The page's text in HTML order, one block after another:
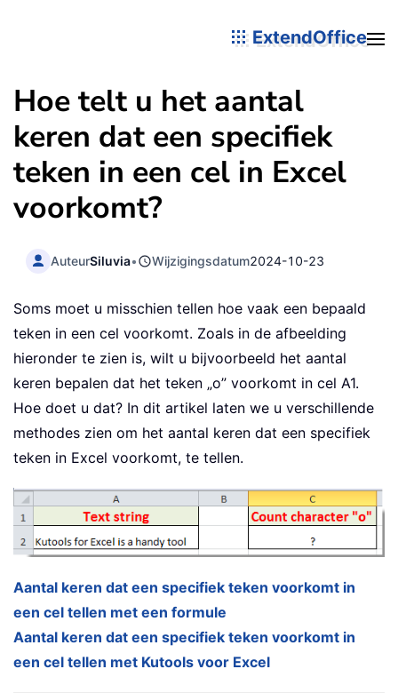
ExtendOffice
Hoe telt u het aantal
keren dat een specifiek
teken in een cel in Excel
voorkomt?
AuteurSiluvia• Wijzigingsdatum2024-10-23
Soms moet u misschien tellen hoe vaak een bepaald
teken in een cel voorkomt. Zoals in de afbeelding
hieronder te zien is, wilt u bijvoorbeeld het aantal
keren bepalen dat het teken „o” voorkomt in cel A1.
Hoe doet u dat? In dit artikel laten we u verschillende
methodes zien om het aantal keren dat een specifiek
teken in Excel voorkomt, te tellen.
Aantal keren dat een specifiek teken voorkomt in
een cel tellen met een formule
Aantal keren dat een specifiek teken voorkomt in
een cel tellen met Kutools voor Excel